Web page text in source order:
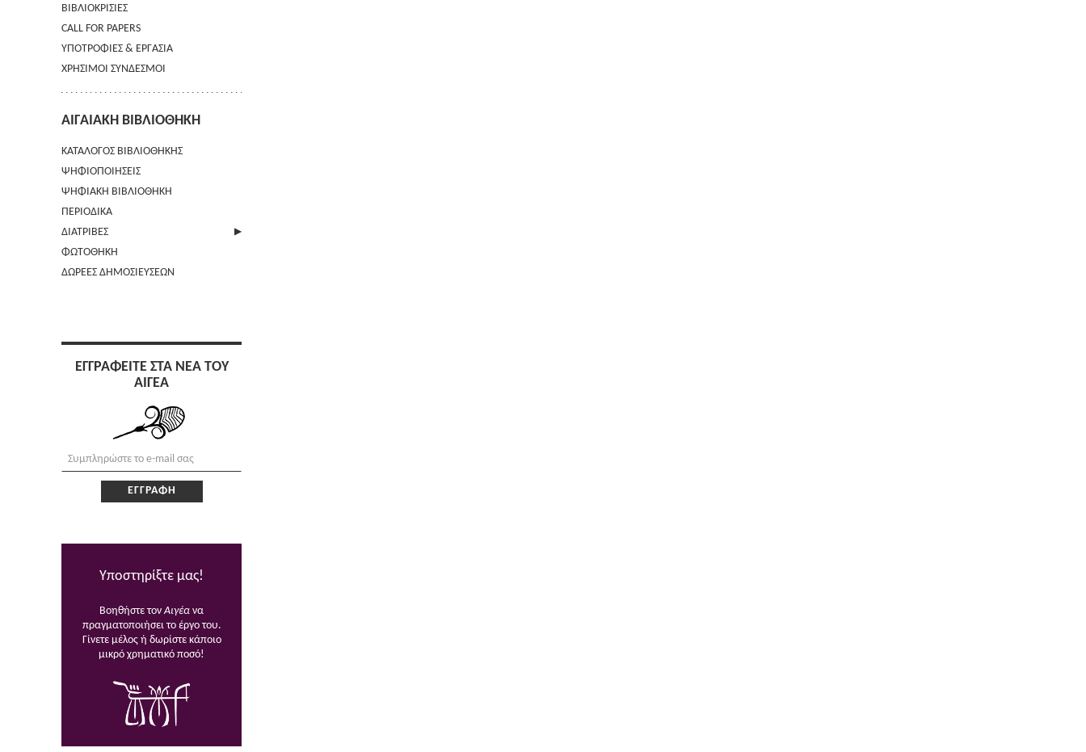
ΒΙΒΛΙΟΚΡΙΣΙΕΣ
CALL FOR PAPERS
ΥΠΟΤΡΟΦΙΕΣ & ΕΡΓΑΣΙΑ
ΧΡΗΣΙΜΟΙ ΣΥΝΔΕΣΜΟΙ
ΑΙΓΑΙΑΚΗ ΒΙΒΛΙΟΘΗΚΗ
ΚΑΤΑΛΟΓΟΣ ΒΙΒΛΙΟΘΗΚΗΣ
ΨΗΦΙΟΠΟΙΗΣΕΙΣ
ΨΗΦΙΑΚΗ ΒΙΒΛΙΟΘΗΚΗ
ΠΕΡΙΟΔΙΚΑ
ΔΙΑΤΡΙΒΕΣ
ΑΠΟΣΤΟΛΗ ΠΕΡΙΛΗΨΗΣ
ΦΩΤΟΘΗΚΗ
ΔΩΡΕΕΣ ΔΗΜΟΣΙΕΥΣΕΩΝ
ΕΓΓΡΑΦΕΙΤΕ ΣΤΑ ΝΕΑ ΤΟΥ
ΑΙΓΕΑ
Υποστηρίξτε μας!
Βοηθήστε τονΑιγέα να
πραγματοποιήσει το έργο του.
Γίνετε μέλος ή δωρίστε κάποιο
μικρό χρηματικό ποσό!